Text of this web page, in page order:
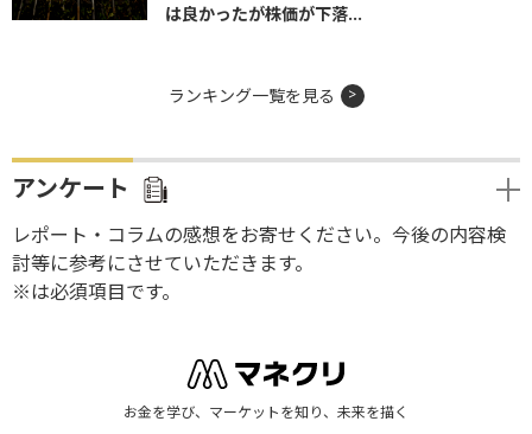
は良かったが株価が下落...
ランキング一覧を見る
アンケート
レポート・コラムの感想をお寄せください。今後の内容検
討等に参考にさせていただきます。
※は必須項目です。
お金を学び、マーケットを知り、未来を描く